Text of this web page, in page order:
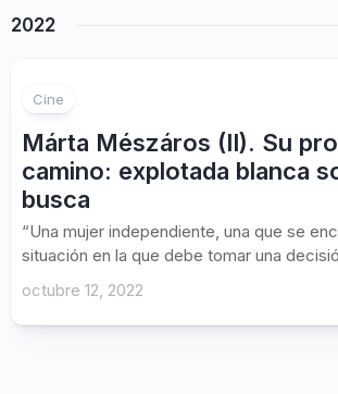
2022
Cine
Márta Mészáros (II). Su
camino: explotada blanca
busca
“Una mujer independiente, una que se
situación en la que debe tomar una
octubre 12, 2022